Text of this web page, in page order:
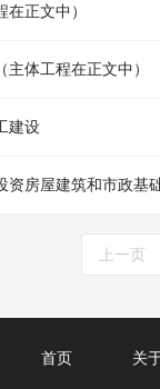
在正文中）
主体工程在正文中）
建设
资房屋建筑和市政基
上一页
首页 关